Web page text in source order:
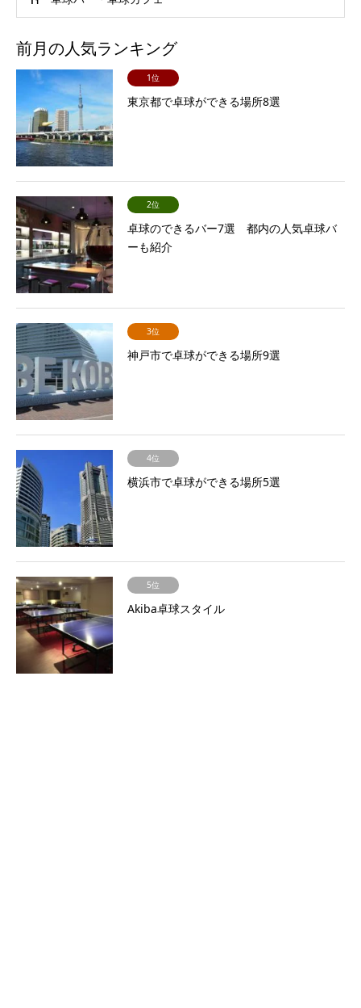
前月の人気ランキング
1位
東京都で卓球ができる場所8選
2位
卓球のできるバー7選 都内の人気卓球バ
ーも紹介
3位
神戸市で卓球ができる場所9選
4位
横浜市で卓球ができる場所5選
5位
Akiba卓球スタイル